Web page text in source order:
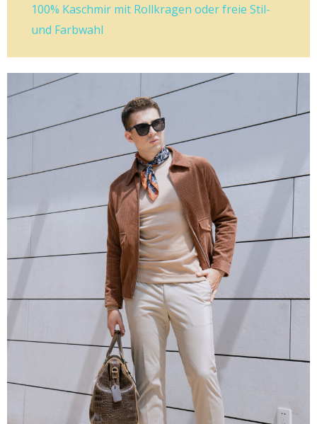
100% Kaschmir mit Rollkragen oder freie Stil-
und Farbwahl